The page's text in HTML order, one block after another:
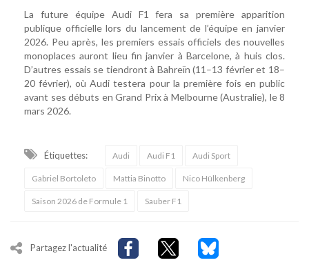
La future équipe Audi F1 fera sa première apparition
publique officielle lors du lancement de l’équipe en janvier
2026. Peu après, les premiers essais officiels des nouvelles
monoplaces auront lieu fin janvier à Barcelone, à huis clos.
D’autres essais se tiendront à Bahreïn (11–13 février et 18–
20 février), où Audi testera pour la première fois en public
avant ses débuts en Grand Prix à Melbourne (Australie), le 8
mars 2026.
Étiquettes: Audi Audi F1 Audi Sport
Gabriel Bortoleto Mattia Binotto Nico Hülkenberg
Saison 2026 de Formule 1 Sauber F1
Partagez l'actualité